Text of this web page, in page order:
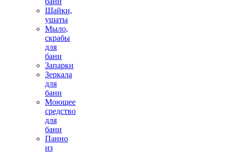
Шайки,
ушаты
Мыло,
скрабы
для
бани
Запарки
Зеркала
для
бани
Моющее
средство
для
бани
Панно
из